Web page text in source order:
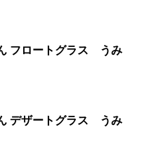
ノラネコぐんだん フロートグラス うみ
ノラネコぐんだん デザートグラス うみ